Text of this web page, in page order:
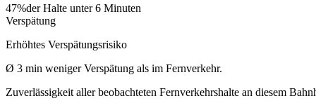
47%der Halte unter 6 Minuten
Verspätung
Erhöhtes Verspätungsrisiko
Ø 3 min weniger Verspätung als im Fernverkehr.
Zuverlässigkeit aller beobachteten Fernverkehrshalte an diesem